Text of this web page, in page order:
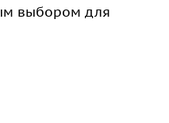
выбором для